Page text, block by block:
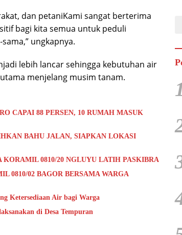
dan petaniKami sangat berterima
bagi kita semua untuk peduli
ungkapnya.
lebih lancar sehingga kebutuhan air
menjelang musim tanam.
CAPAI 88 PERSEN, 10 RUMAH MASUK
BAHU JALAN, SIAPKAN LOKASI
0810/20 NGLUYU LATIH PASKIBRA
0810/02 BAGOR BERSAMA WARGA
Ketersediaan Air bagi Warga
di Desa Tempuran